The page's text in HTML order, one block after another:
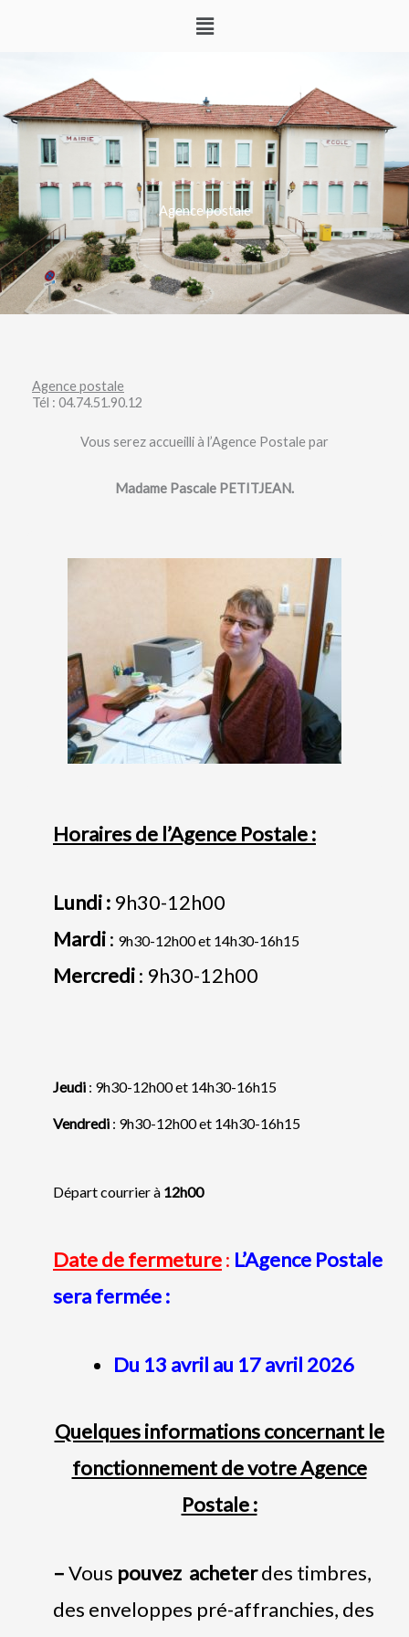
Menu
Agence postale
Agence postale
Tél : 04.74.51.90.12
Vous serez accueilli à l’Agence Postale par
Madame Pascale PETITJEAN.
Horaires de l’Agence Postale :
Lundi : 9h30-12h00
Mardi: 9h30-12h00 et 14h30-16h15
Mercredi: 9h30-12h00
Jeudi : 9h30-12h00 et 14h30-16h15
Vendredi : 9h30-12h00 et 14h30-16h15
Départ courrier à 12h00
Date de fermeture: L’Agence Postale
sera fermée :
Du 13 avril au 17 avril 2026
Quelques informations concernant le
fonctionnement de votre Agence
Postale :
–Vous pouvez acheterdes timbres,
des enveloppes pré-affranchies, des